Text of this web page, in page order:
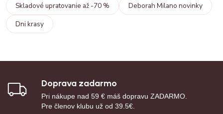
Skladové upratovanie až -70 %
Deborah Milano novinky
Dni krasy
Doprava zadarmo
Pri nákupe nad 59 € máš dopravu ZADARMO.
Pre členov klubu už od 39.5€.